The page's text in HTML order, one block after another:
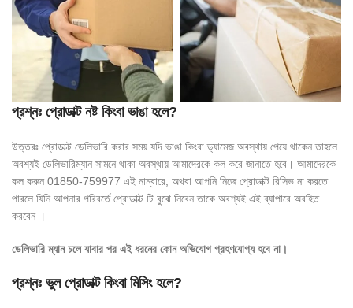
প্রশ্নঃ প্রোডাক্ট নষ্ট কিংবা ভাঙা হলে?
উত্তরঃ প্রোডাক্ট ডেলিভারি করার সময় যদি ভাঙা কিংবা ড্যামেজ অবস্থায় পেয়ে থাকেন তাহলে
অবশ্যই ডেলিভারিম্যান সামনে থাকা অবস্থায় আমাদেরকে কল করে জানাতে হবে। আমাদেরকে
কল করুন 01850-759977 এই নাম্বারে, অথবা আপনি নিজে প্রোডাক্ট রিসিভ না করতে
পারলে যিনি আপনার পরিবর্তে প্রোডাক্ট টি বুঝে নিবেন তাকে অবশ্যই এই ব্যাপারে অবহিত
করবেন ।
ডেলিভারি ম্যান চলে যাবার পর এই ধরনের কোন অভিযোগ গ্রহণযোগ্য হবে না।
প্রশ্নঃ ভুল প্রোডাক্ট কিংবা মিসিং হলে?